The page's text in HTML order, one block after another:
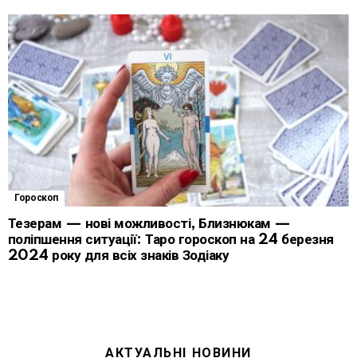
Гороскоп
Тезерам — нові можливості, Близнюкам —
поліпшення ситуації: Таро гороскоп на 24 березня
2024 року для всіх знаків Зодіаку
АКТУАЛЬНІ НОВИНИ